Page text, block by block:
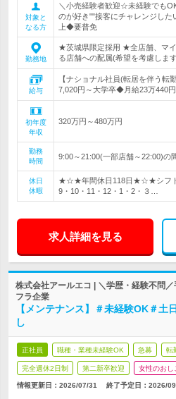
対象と
なる方
＼小売経験者歓迎☆未経験でも
のが好き""接客にチャレンジし
上◆要普免
勤務地
★茨城県限定採用 ★全店舗、マ
る店舗への配属(希望を考慮しま
給与
【ナショナル社員(転居を伴う
7,020円～大学卒◆月給23万440
初年度
年収
320万円～480万円
勤務
時間
9:00～21:00(一部店舗～22:00)の
休日
休暇
★☆★年間休日118日★☆★シフ
9・10・11・12・1・2・３…
求人詳細を見る
株式会社アールエコ | ＼学歴・経験不問
フラ企業
【メンテナンス】＃未経験OK＃土
し
正社員 職種・業種未経験OK 急募 転
完全週休2日制 第二新卒歓迎 女性のおし
情報更新日：2026/07/31 終了予定日： 2026/